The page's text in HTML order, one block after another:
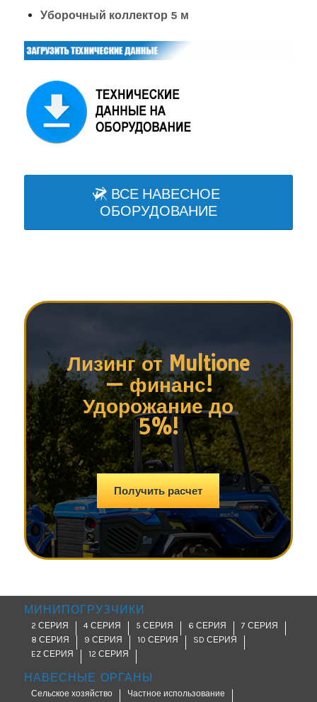
Уборочный коллектор 5 м
ВСЕ НАВЕСНОЕ
ОБОРУДОВАНИЕ
Лизинг от Multione
— финанс!
Удорожание до
5%!
Получить расчет
МИНИПОГРУЗЧИКИ
2 СЕРИЯ 4 СЕРИЯ 5 СЕРИЯ 6 СЕРИЯ
7 СЕРИЯ
8 СЕРИЯ
9 СЕРИЯ 10 СЕРИЯ
SD СЕРИЯ
EZ СЕРИЯ
12 СЕРИЯ
НАВЕСНЫЕ ОРГАНЫ
Сельское хозяйство Частное использование